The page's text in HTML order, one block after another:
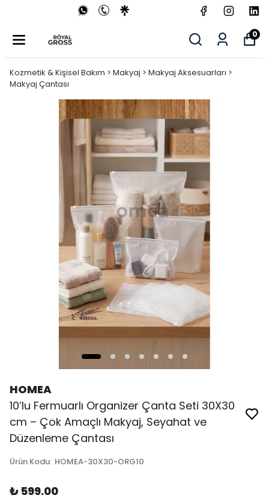
0
Kozmetik & Kişisel Bakım > Makyaj > Makyaj Aksesuarları >
Makyaj Çantası
HOMEA
10’lu Fermuarlı Organizer Çanta Seti 30X30
cm – Çok Amaçlı Makyaj, Seyahat ve
Düzenleme Çantası
Ürün Kodu: HOMEA-30X30-ORG10
₺ 599.00